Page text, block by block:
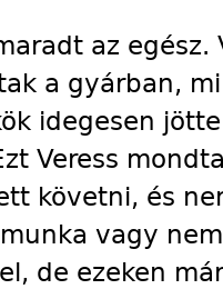
az
a gyárban,
idegesen
Veress
követni, és
vagy
de ezeken